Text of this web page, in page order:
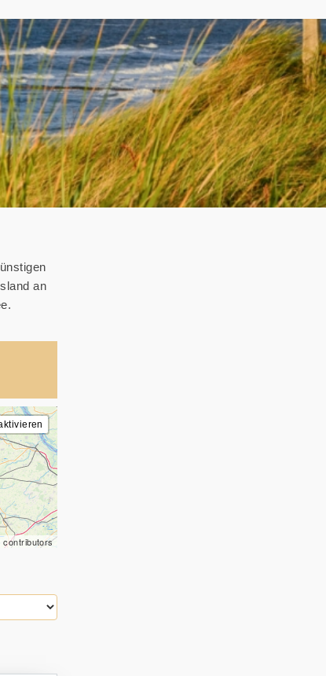
an
contributors